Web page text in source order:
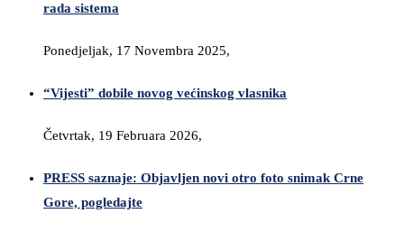
rada sistema
Ponedjeljak, 17 Novembra 2025,
“Vijesti” dobile novog većinskog vlasnika
Četvrtak, 19 Februara 2026,
PRESS saznaje: Objavljen novi otro foto snimak Crne
Gore, pogledajte